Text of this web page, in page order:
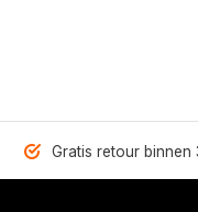
Gratis retour binnen